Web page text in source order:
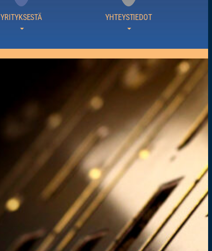
YRITYKSESTÄ YHTEYSTIEDOT